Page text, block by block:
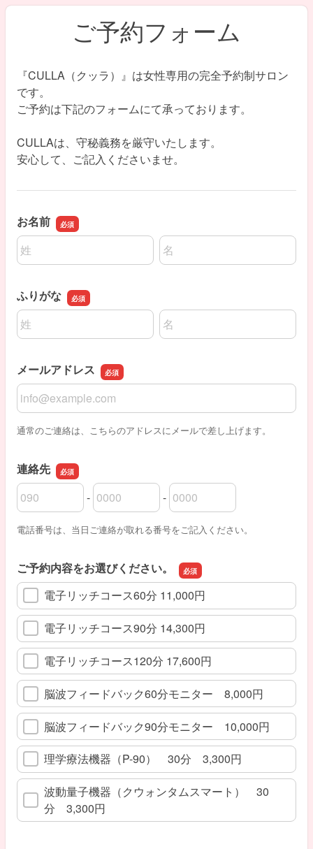
ご予約フォーム
『CULLA（クッラ）』は女性専用の完全予約制サロン
です。
ご予約は下記のフォームにて承っております。
CULLAは、守秘義務を厳守いたします。
安心して、ご記入くださいませ。
お名前
名前の姓
名前の名
ふりがな
名前の姓
名前の名
メールアドレス
メールアドレス
通常のご連絡は、こちらのアドレスにメールで差し上げます。
連絡先
連絡先の市外局番
-
連絡先の市内局番 -
連絡先の加入者番号
電話番号は、当日ご連絡が取れる番号をご記入ください。
ご予約内容をお選びください。
電子リッチコース60分 11,000円
電子リッチコース90分 14,300円
電子リッチコース120分 17,600円
脳波フィードバック60分モニター 8,000円
脳波フィードバック90分モニター 10,000円
理学療法機器（P-90） 30分 3,300円
波動量子機器（クウォンタムスマート） 30
分 3,300円